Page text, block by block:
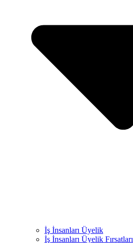
İş İnsanları Üyelik
İş İnsanları Üyelik Fırsatları